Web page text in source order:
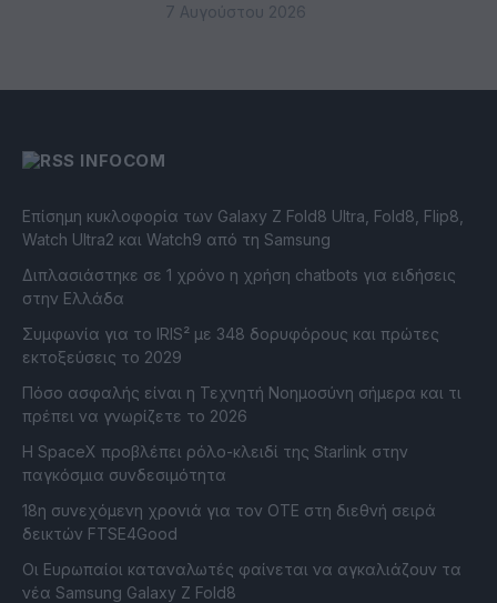
7 Αυγούστου 2026
INFOCOM
Επίσημη κυκλοφορία των Galaxy Z Fold8 Ultra, Fold8, Flip8,
Watch Ultra2 και Watch9 από τη Samsung
Διπλασιάστηκε σε 1 χρόνο η χρήση chatbots για ειδήσεις
στην Ελλάδα
Συμφωνία για το IRIS² με 348 δορυφόρους και πρώτες
εκτοξεύσεις το 2029
Πόσο ασφαλής είναι η Τεχνητή Νοημοσύνη σήμερα και τι
πρέπει να γνωρίζετε το 2026
Η SpaceX προβλέπει ρόλο-κλειδί της Starlink στην
παγκόσμια συνδεσιμότητα
18η συνεχόμενη χρονιά για τον ΟΤΕ στη διεθνή σειρά
δεικτών FTSE4Good
Οι Ευρωπαίοι καταναλωτές φαίνεται να αγκαλιάζουν τα
νέα Samsung Galaxy Z Fold8